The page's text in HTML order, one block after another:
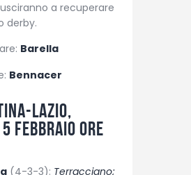
a recuperare
derby.
Barella
Bennacer
Lazio,
febbraio ore
(4-3-3): Terracciano;